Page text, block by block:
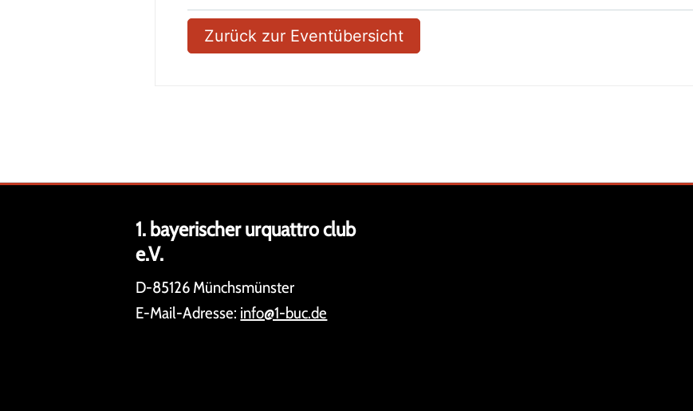
Zurück zur Eventübersicht
1. bayerischer urquattro club
e.V.
D-85126 Münchsmünster
E-Mail-Adresse: info@1-buc.de